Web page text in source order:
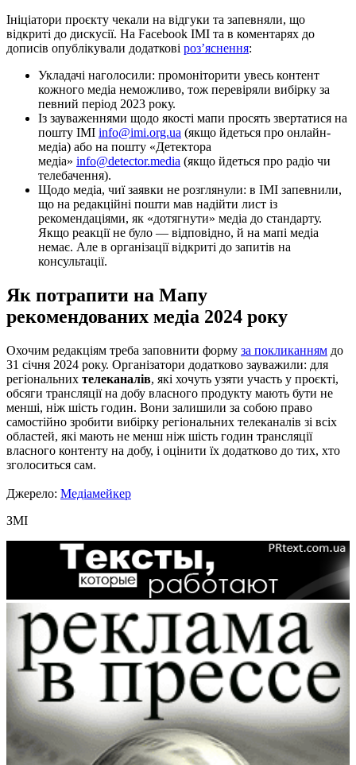
Ініціатори проєкту чекали на відгуки та запевняли, що
відкриті до дискусії. На Facebook ІМІ та в коментарях до
дописів опублікували додаткові роз’яснення:
Укладачі наголосили: промоніторити увесь контент
кожного медіа неможливо, тож перевіряли вибірку за
певний період 2023 року.
Із зауваженнями щодо якості мапи просять звертатися на
пошту ІМІ info@imi.org.ua (якщо йдеться про онлайн-
медіа) або на пошту «Детектора
медіа» info@detector.media (якщо йдеться про радіо чи
телебачення).
Щодо медіа, чиї заявки не розглянули: в ІМІ запевнили,
що на редакційні пошти мав надійти лист із
рекомендаціями, як «дотягнути» медіа до стандарту.
Якщо реакції не було — відповідно, й на мапі медіа
немає. Але в організації відкриті до запитів на
консультації.
Як потрапити на Мапу
рекомендованих медіа 2024 року
Охочим редакціям треба заповнити форму за покликанням до
31 січня 2024 року. Організатори додатково зауважили: для
регіональних телеканалів, які хочуть узяти участь у проєкті,
обсяги трансляції на добу власного продукту мають бути не
менші, ніж шість годин. Вони залишили за собою право
самостійно зробити вибірку регіональних телеканалів зі всіх
областей, які мають не менш ніж шість годин трансляції
власного контенту на добу, і оцінити їх додатково до тих, хто
зголоситься сам.
Джерело: Медіамейкер
ЗМІ